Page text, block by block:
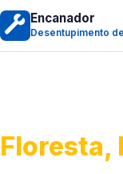
Encanador
Desentupimento
Floresta,